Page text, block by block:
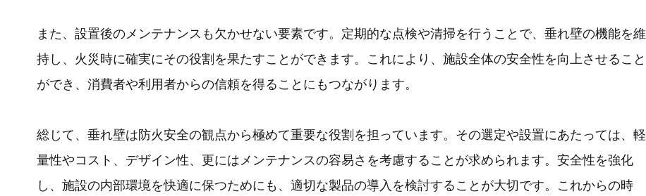
また、設置後のメンテナンスも欠かせない要素です。定期的な点検や清掃を行うことで、垂れ壁の機能を維
持し、火災時に確実にその役割を果たすことができます。これにより、施設全体の安全性を向上させること
ができ、消費者や利用者からの信頼を得ることにもつながります。
総じて、垂れ壁は防火安全の観点から極めて重要な役割を担っています。その選定や設置にあたっては、軽
量性やコスト、デザイン性、更にはメンテナンスの容易さを考慮することが求められます。安全性を強化
し、施設の内部環境を快適に保つためにも、適切な製品の導入を検討することが大切です。これからの時